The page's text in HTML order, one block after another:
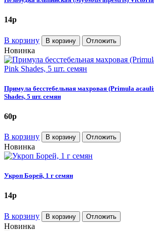
14p
В корзину В корзину Отложить
Новинка
Примула бесстебельная махровая (Primula
Shades, 5 шт. семян
60p
В корзину В корзину Отложить
Новинка
Укроп Борей, 1 г семян
14p
В корзину В корзину Отложить
Новинка